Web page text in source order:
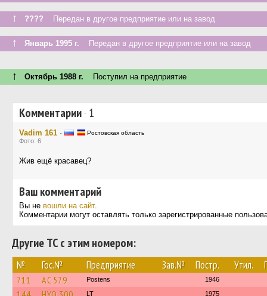
↑ ???? Передан в другое предприятие или на завод
↑ Январь 1995 г. Передан в другое предприятие или на завод
↑ Октябрь 1988 г. Поступил на предприятие
Комментарии· 1
Vadim 161 · Ростовская область
Фото: 6
Жив ещё красавец?
Ваш комментарий
Вы не вошли на сайт.
Комментарии могут оставлять только зарегистрированные
Другие ТС с этим номером:
№ Гос.№ Предприятие Зав.№ Постр. Утил.
711 AC 579 Postens 1946
LT 1975